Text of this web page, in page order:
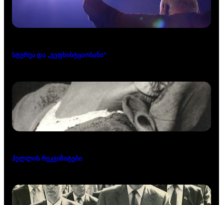
სტურუა და „ვეფხისტყაოსანი“
ჰელლის რეკვიზიტები